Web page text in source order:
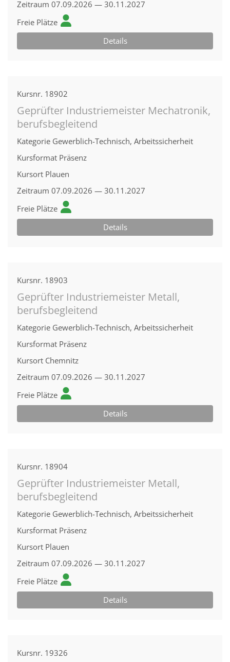
Zeitraum 07.09.2026 — 30.11.2027
Freie Plätze
Details
Kursnr. 18902
Geprüfter Industriemeister Mechatronik,
berufsbegleitend
Kategorie Gewerblich-Technisch, Arbeitssicherheit
Kursformat Präsenz
Kursort Plauen
Zeitraum 07.09.2026 — 30.11.2027
Freie Plätze
Details
Kursnr. 18903
Geprüfter Industriemeister Metall,
berufsbegleitend
Kategorie Gewerblich-Technisch, Arbeitssicherheit
Kursformat Präsenz
Kursort Chemnitz
Zeitraum 07.09.2026 — 30.11.2027
Freie Plätze
Details
Kursnr. 18904
Geprüfter Industriemeister Metall,
berufsbegleitend
Kategorie Gewerblich-Technisch, Arbeitssicherheit
Kursformat Präsenz
Kursort Plauen
Zeitraum 07.09.2026 — 30.11.2027
Freie Plätze
Details
Kursnr. 19326